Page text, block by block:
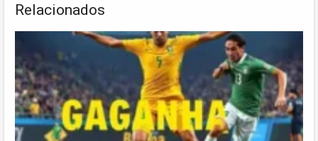
Relacionados